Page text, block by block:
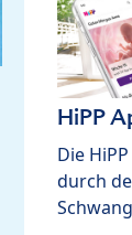
HiPP
Die
durch